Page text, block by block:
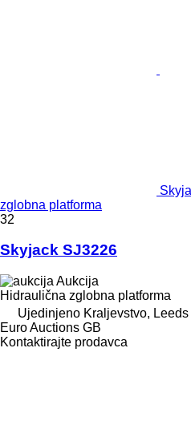
zglobna platforma
32
Skyjack SJ3226
Aukcija
Hidraulična zglobna platforma
Ujedinjeno Kraljevstvo, Leeds
Euro Auctions GB
Kontaktirajte prodavca